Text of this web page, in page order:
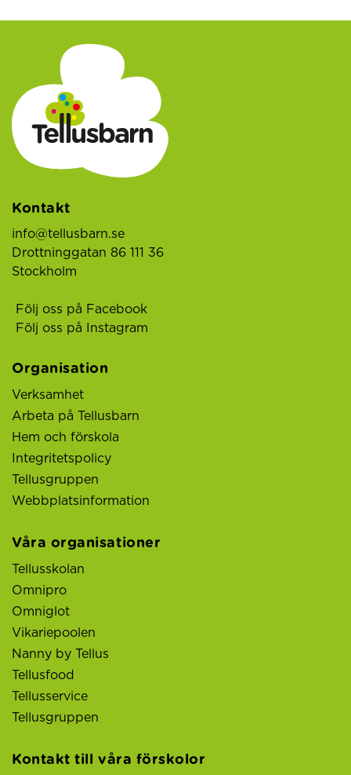
Kontakt
info@tellusbarn.se
Drottninggatan 86 111 36
Stockholm
Följ oss på Facebook
Följ oss på Instagram
Organisation
Verksamhet
Arbeta på Tellusbarn
Hem och förskola
Integritetspolicy
Tellusgruppen
Webbplatsinformation
Våra organisationer
Tellusskolan
Omnipro
Omniglot
Vikariepoolen
Nanny by Tellus
Tellusfood
Tellusservice
Tellusgruppen
Kontakt till våra förskolor